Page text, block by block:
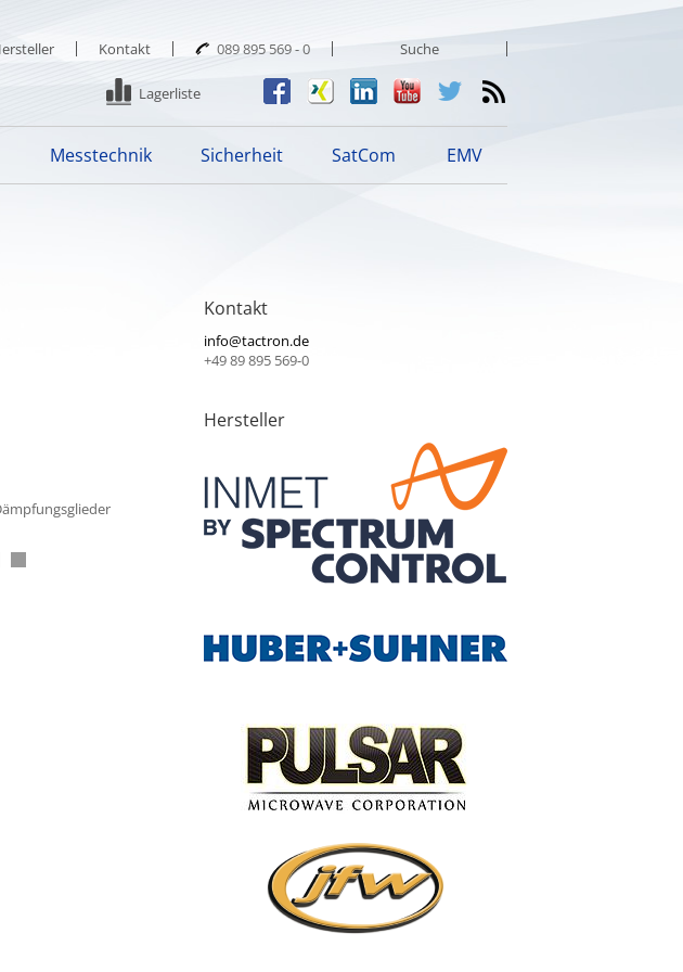
089 895 569 - 0
Kontakt
Lagerliste
Messtechnik Sicherheit SatCom EMV
Kontakt
info@tactron.de
+49 89 895 569-0
Hersteller